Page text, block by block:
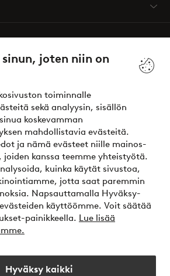
joten niin on
toiminnalle
sekä analyysin, sisällön
koskevamman
mahdollistavia evästeitä.
ja nämä evästeet niille mainos-
kanssa teemme yhteistyötä.
kuinka käytät sivustoa,
jotta saat paremmin
Napsauttamalla Hyväksy-
käyttöömme. Voit säätää
painikkeella. Lue lisää
Hyväksy kaikki
– maksa nyt tai erissä
lisää maksuvaihtoehdoistamme?
elpy